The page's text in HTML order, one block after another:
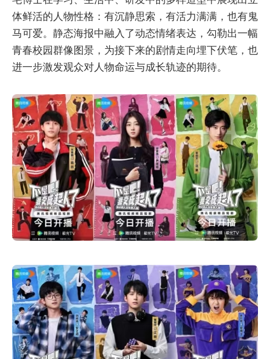
体鲜活的人物性格：有沉静思索，有活力满满，也有鬼
马可爱。静态海报中融入了动态情绪表达，勾勒出一幅
青春校园群像图景，为接下来的剧情走向埋下伏笔，也
进一步激发观众对人物命运与成长轨迹的期待。